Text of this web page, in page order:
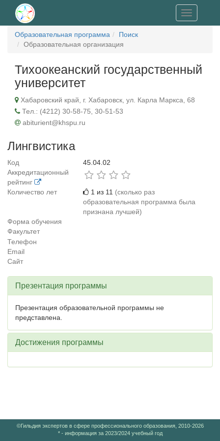
Toggle
navigation
Образовательная программа
Поиск
Образовательная организация
Тихоокеанский государственный
университет
Хабаровский край, г. Хабаровск, ул. Карла Маркса, 68
Тел.: (4212) 30‐58‐75, 30‐51‐53
abiturient@khspu.ru
Лингвистика
Код
45.04.02
Аккредитационный
рейтинг
Количество лет
1 из 11 (сколько раз
образовательная программа была
признана лучшей)
Форма обучения
Факультет
Телефон
Email
Сайт
Презентация программы
Презентация образовательной программы не
представлена.
Достижения программы
©Гильдия экспертов в сфере профессионального образования, 2010-2026
* - информация за 2023/2024 учебный год